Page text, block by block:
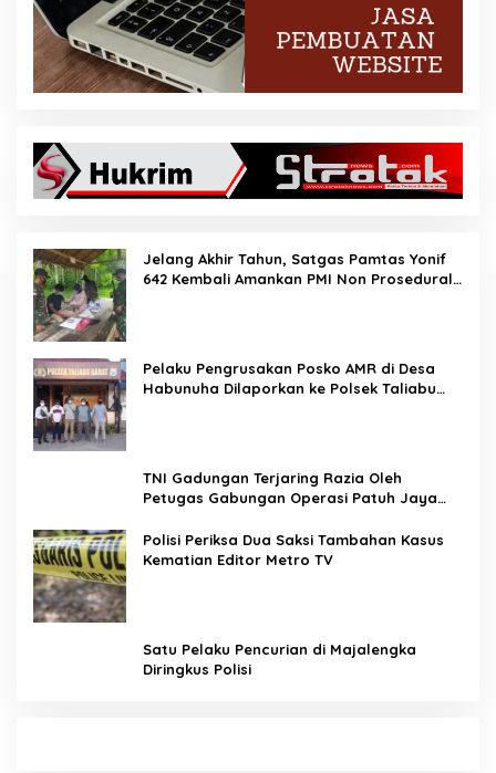
Jelang Akhir Tahun, Satgas Pamtas Yonif
642 Kembali Amankan PMI Non Prosedural
Pelaku Pengrusakan Posko AMR di Desa
Habunuha Dilaporkan ke Polsek Taliabu
TNI Gadungan Terjaring Razia Oleh
Petugas Gabungan Operasi Patuh Jaya
Polisi Periksa Dua Saksi Tambahan Kasus
Kematian Editor Metro TV
Satu Pelaku Pencurian di Majalengka
Diringkus Polisi